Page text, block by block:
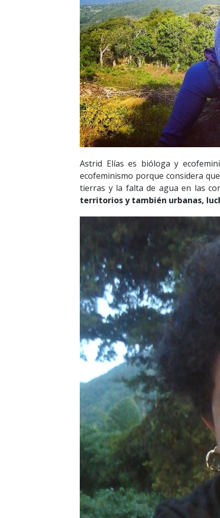
Astrid Elías es bióloga y
ecofeminismo porque considera
tierras y la falta de agua en las
territorios y también urbanas,